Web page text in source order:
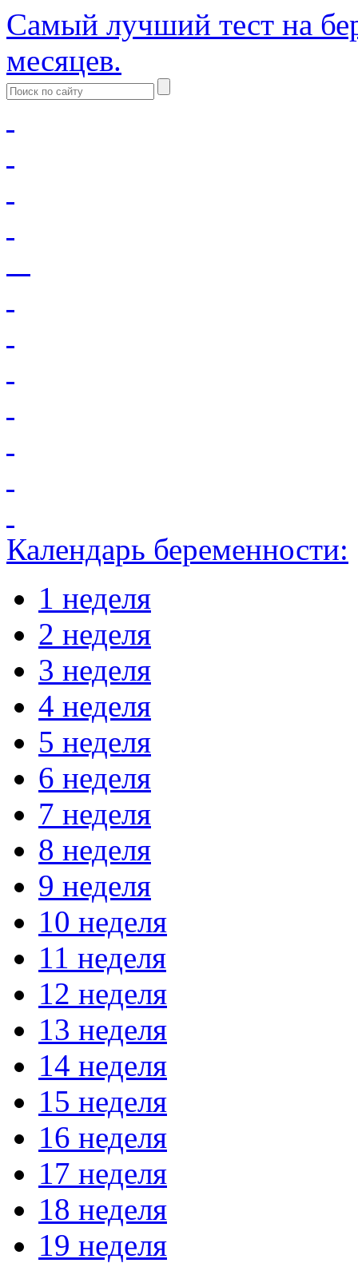
Самый лучший тест на
месяцев.
Календарь беременности:
1 неделя
2 неделя
3 неделя
4 неделя
5 неделя
6 неделя
7 неделя
8 неделя
9 неделя
10 неделя
11 неделя
12 неделя
13 неделя
14 неделя
15 неделя
16 неделя
17 неделя
18 неделя
19 неделя